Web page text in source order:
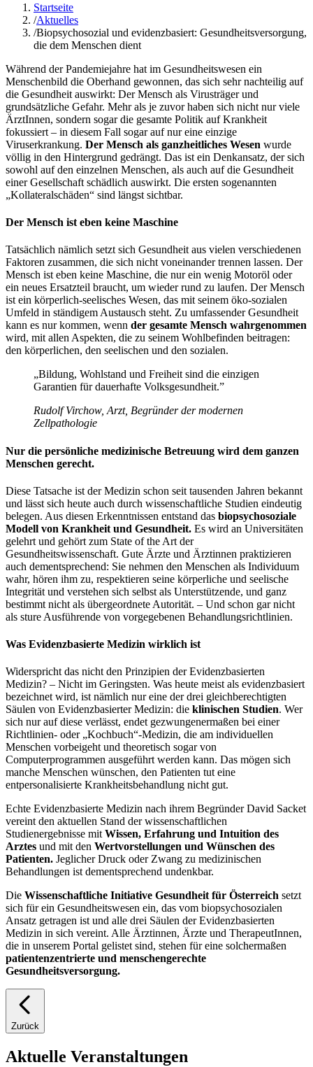
Startseite
/Aktuelles
/Biopsychosozial und evidenzbasiert: Gesundheitsversorgung,
die dem Menschen dient
Während der Pandemiejahre hat im Gesundheitswesen ein
Menschenbild die Oberhand gewonnen, das sich sehr nachteilig auf
die Gesundheit auswirkt: Der Mensch als Virusträger und
grundsätzliche Gefahr. Mehr als je zuvor haben sich nicht nur viele
ÄrztInnen, sondern sogar die gesamte Politik auf Krankheit
fokussiert – in diesem Fall sogar auf nur eine einzige
Viruserkrankung. Der Mensch als ganzheitliches Wesen wurde
völlig in den Hintergrund gedrängt. Das ist ein Denkansatz, der sich
sowohl auf den einzelnen Menschen, als auch auf die Gesundheit
einer Gesellschaft schädlich auswirkt. Die ersten sogenannten
„Kollateralschäden“ sind längst sichtbar.
Der Mensch ist eben keine Maschine
Tatsächlich nämlich setzt sich Gesundheit aus vielen verschiedenen
Faktoren zusammen, die sich nicht voneinander trennen lassen. Der
Mensch ist eben keine Maschine, die nur ein wenig Motoröl oder
ein neues Ersatzteil braucht, um wieder rund zu laufen. Der Mensch
ist ein körperlich-seelisches Wesen, das mit seinem öko-sozialen
Umfeld in ständigem Austausch steht. Zu umfassender Gesundheit
kann es nur kommen, wenn der gesamte Mensch wahrgenommen
wird, mit allen Aspekten, die zu seinem Wohlbefinden beitragen:
den körperlichen, den seelischen und den sozialen.
„Bildung, Wohlstand und Freiheit sind die einzigen
Garantien für dauerhafte Volksgesundheit.”
Rudolf Virchow, Arzt, Begründer der modernen
Zellpathologie
Nur die persönliche medizinische Betreuung wird dem ganzen
Menschen gerecht.
Diese Tatsache ist der Medizin schon seit tausenden Jahren bekannt
und lässt sich heute auch durch wissenschaftliche Studien eindeutig
belegen. Aus diesen Erkenntnissen entstand das biopsychosoziale
Modell von Krankheit und Gesundheit. Es wird an Universitäten
gelehrt und gehört zum State of the Art der
Gesundheitswissenschaft. Gute Ärzte und Ärztinnen praktizieren
auch dementsprechend: Sie nehmen den Menschen als Individuum
wahr, hören ihm zu, respektieren seine körperliche und seelische
Integrität und verstehen sich selbst als Unterstützende, und ganz
bestimmt nicht als übergeordnete Autorität. ­– Und schon gar nicht
als sture Ausführende von vorgegebenen Behandlungsrichtlinien.
Was Evidenzbasierte Medizin wirklich ist
Widerspricht das nicht den Prinzipien der Evidenzbasierten
Medizin? – Nicht im Geringsten. Was heute meist als evidenzbasiert
bezeichnet wird, ist nämlich nur eine der drei gleichberechtigten
Säulen von Evidenzbasierter Medizin: die klinischen Studien. Wer
sich nur auf diese verlässt, endet gezwungenermaßen bei einer
Richtlinien- oder „Kochbuch“-Medizin, die am individuellen
Menschen vorbeigeht und theoretisch sogar von
Computerprogrammen ausgeführt werden kann. Das mögen sich
manche Menschen wünschen, den Patienten tut eine
entpersonalisierte Krankheitsbehandlung nicht gut.
Echte Evidenzbasierte Medizin nach ihrem Begründer David Sacket
vereint den aktuellen Stand der wissenschaftlichen
Studienergebnisse mitWissen, Erfahrung und Intuition des
Arztes und mit den Wertvorstellungen und Wünschen des
Patienten. Jeglicher Druck oder Zwang zu medizinischen
Behandlungen ist dementsprechend undenkbar.
Die Wissenschaftliche Initiative Gesundheit für Österreich setzt
sich für ein Gesundheitswesen ein, das vom biopsychosozialen
Ansatz getragen ist und alle drei Säulen der Evidenzbasierten
Medizin in sich vereint. Alle Ärztinnen, Ärzte und TherapeutInnen,
die in unserem Portal gelistet sind, stehen für eine solchermaßen
patientenzentrierte und menschengerechte
Gesundheitsversorgung.
Zurück
Aktuelle Veranstaltungen